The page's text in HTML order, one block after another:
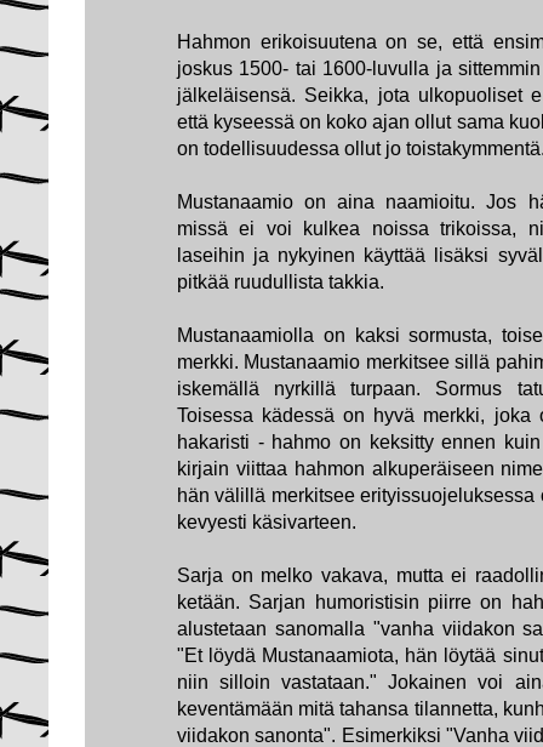
Hahmon erikoisuutena on se, että
joskus 1500- tai 1600-luvulla ja
jälkeläisensä. Seikka, jota ulkopuoliset
että kyseessä on koko ajan ollut sama
on todellisuudessa ollut jo
Mustanaamio on aina naamioitu. Jos
missä ei voi kulkea noissa trikoissa,
laseihin ja nykyinen käyttää lisäksi
pitkää ruudullista takkia.
Mustanaamiolla on kaksi sormusta,
merkki. Mustanaamio merkitsee sillä
iskemällä nyrkillä turpaan. Sormus
Toisessa kädessä on hyvä merkki, joka
hakaristi - hahmo on keksitty ennen
kirjain viittaa hahmon alkuperäiseen
hän välillä merkitsee
kevyesti käsivarteen.
Sarja on melko vakava, mutta ei
ketään. Sarjan humoristisin piirre on
alustetaan sanomalla "vanha viidakon
"Et löydä Mustanaamiota, hän löytää
niin silloin vastataan." Jokainen voi
keventämään mitä tahansa tilannetta,
viidakon sanonta". Esimerkiksi "Vanha